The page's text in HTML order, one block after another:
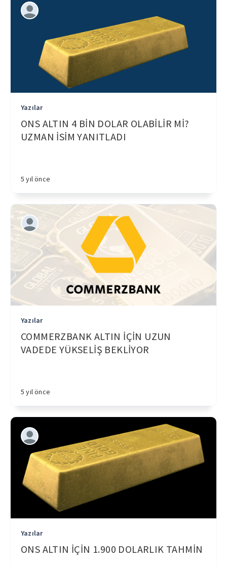
Yazılar
ONS ALTIN 4 BİN DOLAR OLABİLİR Mİ?
UZMAN İSİM YANITLADI
5 yıl önce
Yazılar
COMMERZBANK ALTIN İÇİN UZUN
VADEDE YÜKSELİŞ BEKLİYOR
5 yıl önce
Yazılar
ONS ALTIN İÇİN 1.900 DOLARLIK TAHMİN